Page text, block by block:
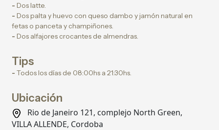
- Dos latte.
- Dos palta y huevo con queso dambo y jamón natural en
fetas o panceta y champiñones.
- Dos alfajores crocantes de almendras.
Tips
- Todos los días de 08:00hs a 21:30hs.
Ubicación
Rio de Janeiro 121, complejo North Green,
VILLA ALLENDE, Cordoba